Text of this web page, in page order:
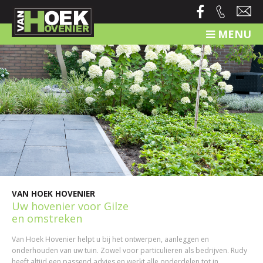
MENU
VAN HOEK HOVENIER
Uw hovenier voor Gilze
en omstreken
Van Hoek Hovenier helpt u bij het ontwerpen, aanleggen en
onderhouden van uw tuin. Zowel voor particulieren als bedrijven. Rudy